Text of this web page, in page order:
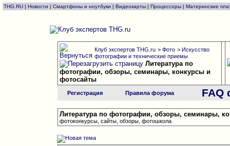
THG.RU | Новости | Смартфоны и ноутбуки | Видеокарты | Процессоры | Материнские
Клуб экспертов THG.ru > Фото > Искусство
фотографии и технические приемы
Литература по
фотографии, обзоры, семинары, конкурсы и
фотосайты
Регистрация Правила форума FAQ
Литература по фотографии, обзоры, семинары,
фотоконкурсы, сайты, обзоры, фотошкола